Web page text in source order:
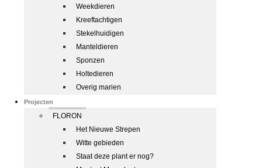
Weekdieren
Kreeftachtigen
Stekelhuidigen
Manteldieren
Sponzen
Holtedieren
Overig marien
Projecten
FLORON
Het Nieuwe Strepen
Witte gebieden
Staat deze plant er nog?